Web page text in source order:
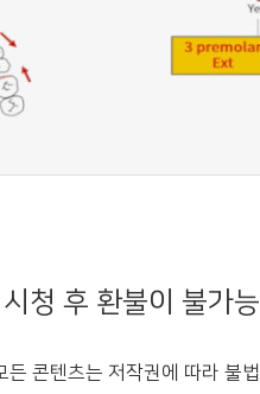
청 후 환불이 불가
든 콘텐츠는 저작권에 따라 불